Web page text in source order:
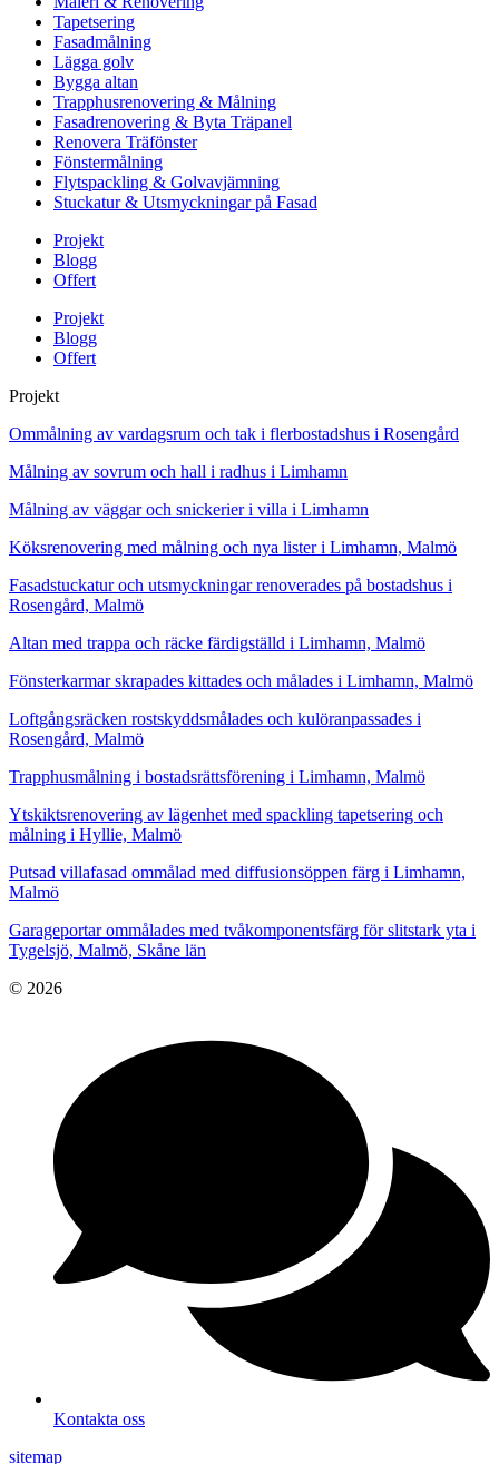
Tapetsering
Fasadmålning
Lägga golv
Bygga altan
Trapphusrenovering & Målning
Fasadrenovering & Byta Träpanel
Renovera Träfönster
Fönstermålning
Flytspackling & Golvavjämning
Stuckatur & Utsmyckningar på Fasad
Projekt
Blogg
Offert
Projekt
Blogg
Offert
Projekt
Ommålning av vardagsrum och tak i flerbostadshus i Rosengård
Målning av sovrum och hall i radhus i Limhamn
Målning av väggar och snickerier i villa i Limhamn
Köksrenovering med målning och nya lister i Limhamn, Malmö
Fasadstuckatur och utsmyckningar renoverades på bostadshus i
Rosengård, Malmö
Altan med trappa och räcke färdigställd i Limhamn, Malmö
Fönsterkarmar skrapades kittades och målades i Limhamn, Malmö
Loftgångsräcken rostskyddsmålades och kulöranpassades i
Rosengård, Malmö
Trapphusmålning i bostadsrättsförening i Limhamn, Malmö
Ytskiktsrenovering av lägenhet med spackling tapetsering och
målning i Hyllie, Malmö
Putsad villafasad ommålad med diffusionsöppen färg i Limhamn,
Malmö
Garageportar ommålades med tvåkomponentsfärg för slitstark yta i
Tygelsjö, Malmö, Skåne län
© 2026
Kontakta oss
sitemap